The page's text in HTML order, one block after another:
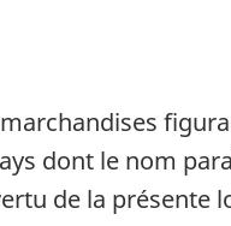
dont le nom
de la